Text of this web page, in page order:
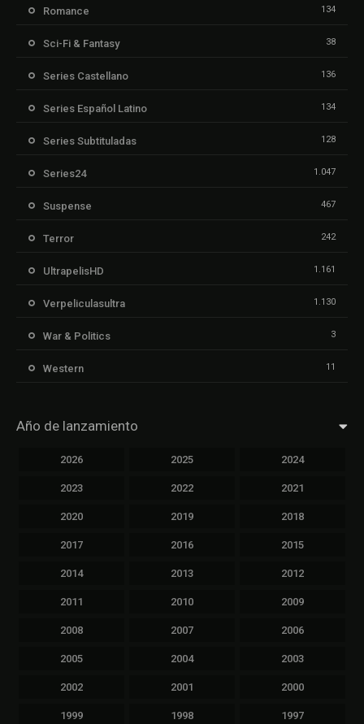
Romance 134
Sci-Fi & Fantasy 38
Series Castellano 136
Series Español Latino 134
Series Subtituladas 128
Series24 1.047
Suspense 467
Terror 242
UltrapelisHD 1.161
Verpeliculasultra 1.130
War & Politics 3
Western 11
Año de lanzamiento
2026 2025 2024
2023 2022 2021
2020 2019 2018
2017 2016 2015
2014 2013 2012
2011 2010 2009
2008 2007 2006
2005 2004 2003
2002 2001 2000
1999 1998 1997